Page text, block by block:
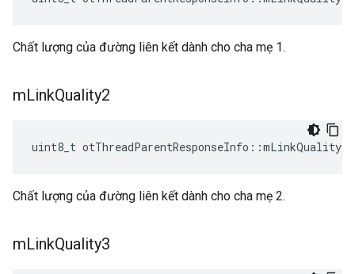
Chất lượng của đường liên kết dành cho cha mẹ 1.
mLinkQuality2
uint8_t otThreadParentResponseInfo ::mLinkQuality2
Chất lượng của đường liên kết dành cho cha mẹ 2.
mLinkQuality3